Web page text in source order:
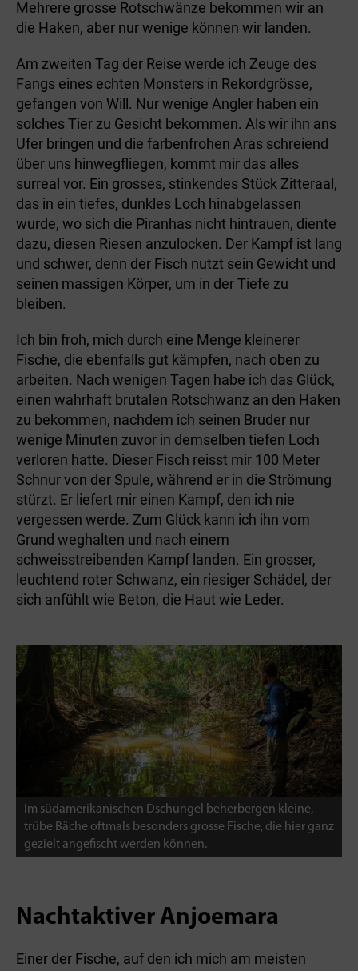
Mehrere grosse Rotschwänze bekommen wir an
die Haken, aber nur wenige können wir landen.
Am zweiten Tag der Reise werde ich Zeuge des
Fangs eines echten Monsters in Rekordgrösse,
gefangen von Will. Nur wenige Angler haben ein
solches Tier zu Gesicht bekommen. Als wir ihn ans
Ufer bringen und die farbenfrohen Aras schreiend
über uns hinwegfliegen, kommt mir das alles
surreal vor. Ein grosses, stinkendes Stück Zitteraal,
das in ein tiefes, dunkles Loch hinabgelassen
wurde, wo sich die Piranhas nicht hintrauen, diente
dazu, diesen Riesen anzulocken. Der Kampf ist lang
und schwer, denn der Fisch nutzt sein Gewicht und
seinen massigen Körper, um in der Tiefe zu
bleiben.
Ich bin froh, mich durch eine Menge kleinerer
Fische, die ebenfalls gut kämpfen, nach oben zu
arbeiten. Nach wenigen Tagen habe ich das Glück,
einen wahrhaft brutalen Rotschwanz an den Haken
zu bekommen, nachdem ich seinen Bruder nur
wenige Minuten zuvor in demselben tiefen Loch
verloren hatte. Dieser Fisch reisst mir 100 Meter
Schnur von der Spule, während er in die Strömung
stürzt. Er liefert mir einen Kampf, den ich nie
vergessen werde. Zum Glück kann ich ihn vom
Grund weghalten und nach einem
schweisstreibenden Kampf landen. Ein grosser,
leuchtend roter Schwanz, ein riesiger Schädel, der
sich anfühlt wie Beton, die Haut wie Leder.
Im südamerikanischen Dschungel beherbergen kleine,
trübe Bäche oftmals besonders grosse Fische, die hier ganz
gezielt angefischt werden können.
Nachtaktiver Anjoemara
Einer der Fische, auf den ich mich am meisten